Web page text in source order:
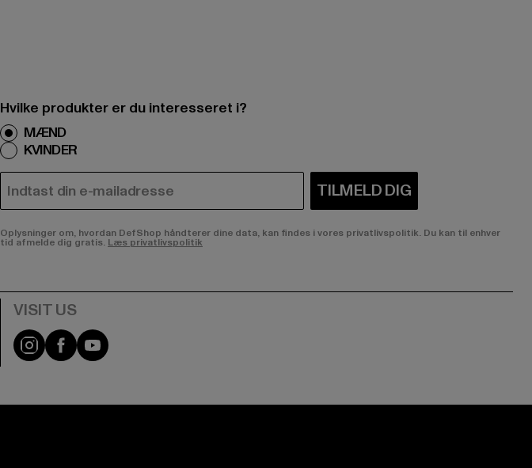
Hvilke produkter er du interesseret i?
MÆND
KVINDER
E-MAIL TILMELD DIG
Oplysninger om, hvordan DefShop håndterer dine data, kan findes i vores privatlivspolitik. Du kan til enhver
tid afmelde dig gratis. Læs privatlivspolitik
Visit our Instagram page:
Visit our Facebook page:
Visit our YouTube channel: